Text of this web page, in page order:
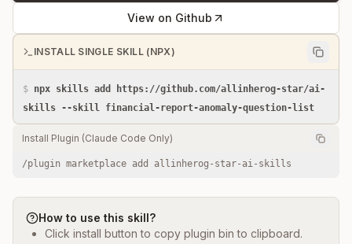
View on Github
INSTALL SINGLE SKILL (NPX)
$ npx skills add https://github.com/allinherog-star/ai-
skills --skill financial-report-anomaly-question-list
Install Plugin (Claude Code Only)
/plugin marketplace add allinherog-star-ai-skills
How to use this skill?
Click install button to copy plugin bin to clipboard.